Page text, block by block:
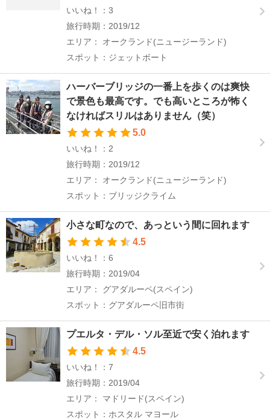
いいね！：3
旅行時期：2019/12
エリア： オークランド(ニュージーランド)
スポット：ジェットボート
ハーバーブリッジの一番上を歩くのは爽快
で景色も最高です。でも高いところが怖く
なければスリルはありません（笑）
5.0
いいね！：2
旅行時期：2019/12
エリア： オークランド(ニュージーランド)
スポット：ブリッジクライム
小さな町なので、あっという間に回れます
4.5
いいね！：6
旅行時期：2019/04
エリア： グアダルーペ(スペイン)
スポット：グアダルーペ旧市街
プエルタ・デル・ソル至近で安く泊れます
4.5
いいね！：7
旅行時期：2019/04
エリア： マドリード(スペイン)
スポット：ホスタル マヨール